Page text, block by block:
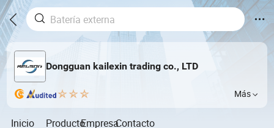
Dongguan kailexin trading co., LTD
Más
Inicio ProductoEmpresaContacto